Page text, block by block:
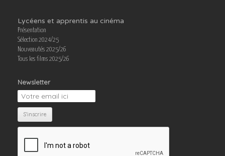
Lycéens et apprentis au cinéma
Présentation
Sélection 2024/25
Nouveautés 2025/26
Tous les films 2025/26
Newsletter